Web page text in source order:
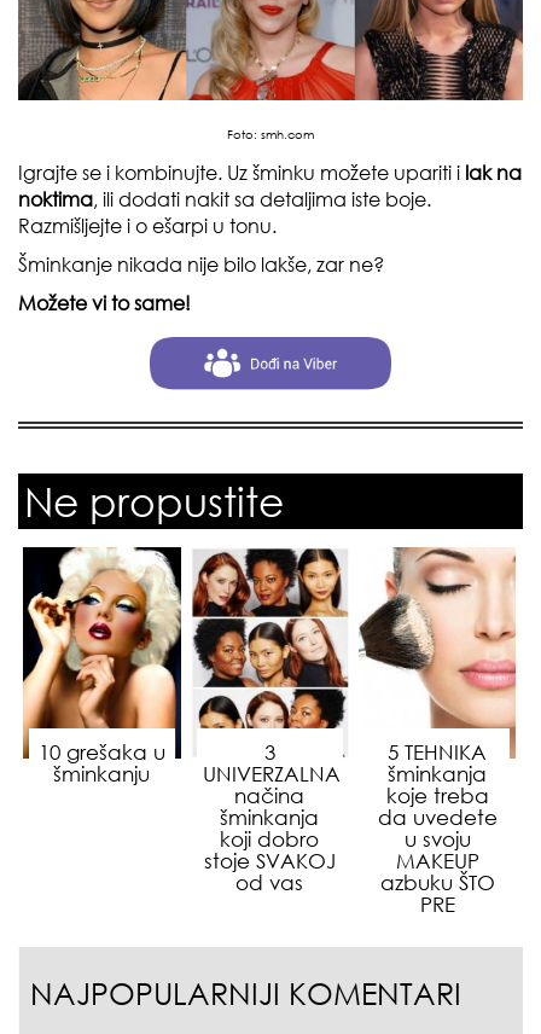
Foto: smh.com
Igrajte se i kombinujte. Uz šminku možete upariti i lak na
noktima, ili dodati nakit sa detaljima iste boje.
Razmišljejte i o ešarpi u tonu.
Šminkanje nikada nije bilo lakše, zar ne?
Možete vi to same!
Ne propustite
10 grešaka u
šminkanju
3
UNIVERZALNA
načina
šminkanja
koji dobro
stoje SVAKOJ
od vas
5 TEHNIKA
šminkanja
koje treba
da uvedete
u svoju
MAKEUP
azbuku ŠTO
PRE
NAJPOPULARNIJI KOMENTARI